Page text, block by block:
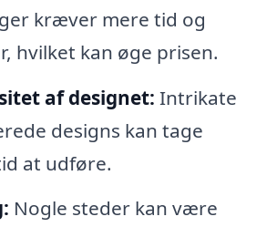
kræver mere tid og
hvilket kan øge prisen.
af designet: Intrikate
designs kan tage
at udføre.
Nogle steder kan være